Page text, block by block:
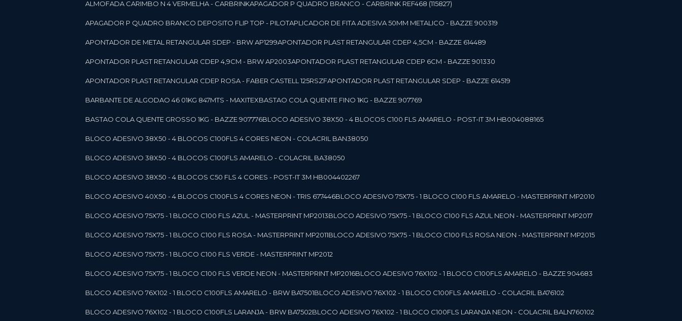
ALMOFADA CARIMBO N 4 VERMELHA - CARBRINK APAGADOR P QUADRO BRANCO - CARBRINK REF468 (115827)
APAGADOR P QUADRO BRANCO DEPOSITO FLIP TOP - PILOT APLICADOR DE FITA ADESIVA 50MM METALICO - BAZZE 900319
APONTADOR DE METAL RETANGULAR SDEP - BRW AP1299 APONTADOR PLAST RETANGULAR CDEP 4,5CM - BAZZE 614489
APONTADOR PLAST RETANGULAR CDEP 4,9CM - BRW AP2003 APONTADOR PLAST RETANGULAR CDEP 6CM - BAZZE 901330
APONTADOR PLAST RETANGULAR CDEP ROSA - FABER CASTELL 125RSZF APONTADOR PLAST RETANGULAR SDEP - BAZZE 614519
BARBANTE DE ALGODAO 46 01KG 847MTS - MAXITEX BASTAO COLA QUENTE FINO 1KG - BAZZE 907769
BASTAO COLA QUENTE GROSSO 1KG - BAZZE 907776 BLOCO ADESIVO 38X50 - 4 BLOCOS C100 FLS AMARELO - POST-IT 3M HB004088165
BLOCO ADESIVO 38X50 - 4 BLOCOS C100FLS 4 CORES NEON - COLACRIL BAN38050
BLOCO ADESIVO 38X50 - 4 BLOCOS C100FLS AMARELO - COLACRIL BA38050
BLOCO ADESIVO 38X50 - 4 BLOCOS C50 FLS 4 CORES - POST-IT 3M HB004402267
BLOCO ADESIVO 40X50 - 4 BLOCOS C100FLS 4 CORES NEON - TRIS 677446 BLOCO ADESIVO 75X75 - 1 BLOCO C100 FLS AMARELO - MASTERPRINT MP2010
BLOCO ADESIVO 75X75 - 1 BLOCO C100 FLS AZUL - MASTERPRINT MP2013 BLOCO ADESIVO 75X75 - 1 BLOCO C100 FLS AZUL NEON - MASTERPRINT MP2017
BLOCO ADESIVO 75X75 - 1 BLOCO C100 FLS ROSA - MASTERPRINT MP2011 BLOCO ADESIVO 75X75 - 1 BLOCO C100 FLS ROSA NEON - MASTERPRINT MP2015
BLOCO ADESIVO 75X75 - 1 BLOCO C100 FLS VERDE - MASTERPRINT MP2012
BLOCO ADESIVO 75X75 - 1 BLOCO C100 FLS VERDE NEON - MASTERPRINT MP2016 BLOCO ADESIVO 76X102 - 1 BLOCO C100FLS AMARELO - BAZZE 904683
BLOCO ADESIVO 76X102 - 1 BLOCO C100FLS AMARELO - BRW BA7501 BLOCO ADESIVO 76X102 - 1 BLOCO C100FLS AMARELO - COLACRIL BA76102
BLOCO ADESIVO 76X102 - 1 BLOCO C100FLS LARANJA - BRW BA7502 BLOCO ADESIVO 76X102 - 1 BLOCO C100FLS LARANJA NEON - COLACRIL BALN760102